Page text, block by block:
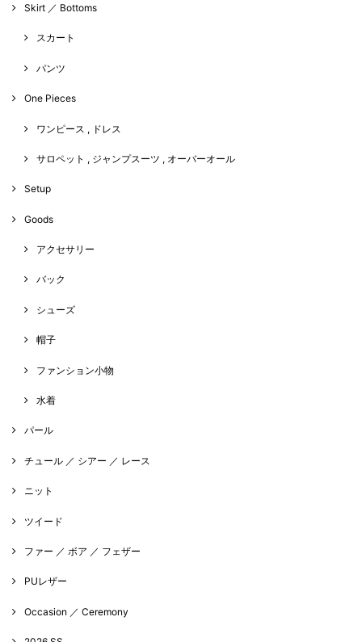
Skirt ／ Bottoms
スカート
パンツ
One Pieces
ワンピース , ドレス
サロペット , ジャンプスーツ , オーバーオール
Setup
Goods
アクセサリー
バック
シューズ
帽子
ファンション小物
水着
パール
チュール ／ シアー ／ レース
ニット
ツイード
ファー ／ ボア ／ フェザー
PUレザー
Occasion ／ Ceremony